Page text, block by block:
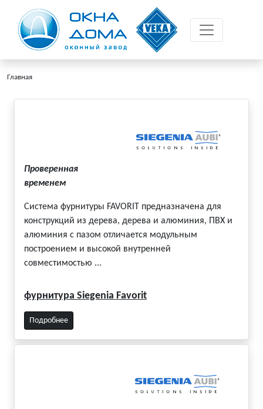
Главная
Проверенная
временем
Система фурнитуры FAVORIT предназначена для
конструкций из дерева, дерева и алюминия, ПВХ и
алюминия с пазом отличается модульным
построением и высокой внутренней
совместимостью ...
фурнитура Siegenia Favorit
Подробнее